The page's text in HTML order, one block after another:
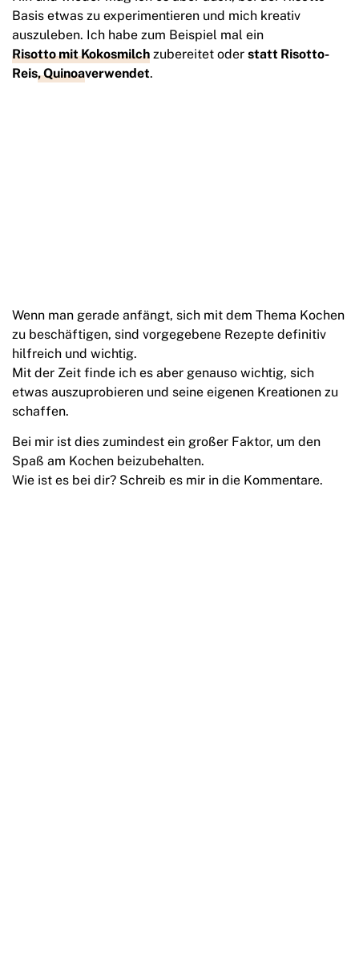
Basis etwas zu experimentieren und mich kreativ
auszuleben. Ich habe zum Beispiel mal ein
Risotto mit Kokosmilch zubereitet oder statt Risotto-
Reis, Quinoaverwendet.
Wenn man gerade anfängt, sich mit dem Thema Kochen
zu beschäftigen, sind vorgegebene Rezepte definitiv
hilfreich und wichtig.
Mit der Zeit finde ich es aber genauso wichtig, sich
etwas auszuprobieren und seine eigenen Kreationen zu
schaffen.
Bei mir ist dies zumindest ein großer Faktor, um den
Spaß am Kochen beizubehalten.
Wie ist es bei dir? Schreib es mir in die Kommentare.